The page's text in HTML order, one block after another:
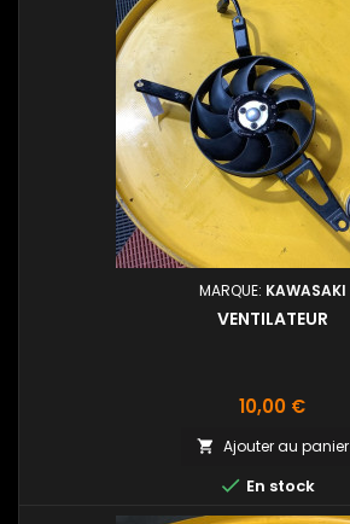
MARQUE: KAWASAKI
VENTILATEUR
Prix
10,00 €
 Ajouter au panier
 En stock